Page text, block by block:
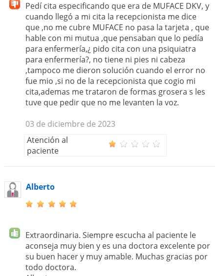
Pedí cita especificando que era de MUFACE DKV, y
cuando llegó a mi cita la recepcionista me dice
que ,no me cubre MUFACE no pasa la tarjeta , que
hable con mi mutua ,que pensaban que lo pedía
para enfermería,¿ pido cita con una psiquiatra
para enfermería?, no tiene ni pies ni cabeza
,tampoco me dieron solución cuando el error no
fue mio ,si no de la recepcionista que cogio mi
cita,ademas me trataron de formas grosera s les
tuve que pedir que no me levanten la voz.
03 de diciembre de 2023
Atención al
paciente
Alberto
Extraordinaria. Siempre escucha al paciente le
aconseja muy bien y es una doctora excelente por
su buen hacer y muy amable. Muchas gracias por
todo doctora.